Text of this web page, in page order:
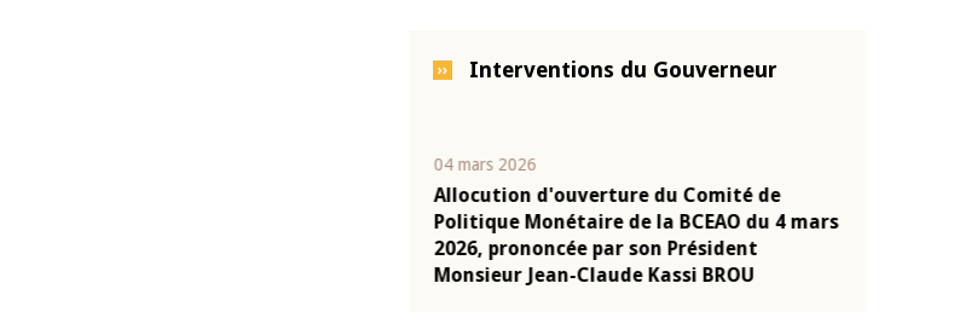
Interventions du Gouverneur
04 mars 2026
Allocution d'ouverture du Comité de
Politique Monétaire de la BCEAO du 4 mars
2026, prononcée par son Président
Monsieur Jean-Claude Kassi BROU